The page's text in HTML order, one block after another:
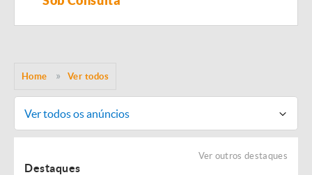
Home Ver todos
Ver todos os anúncios
Ver outros destaques
Destaques